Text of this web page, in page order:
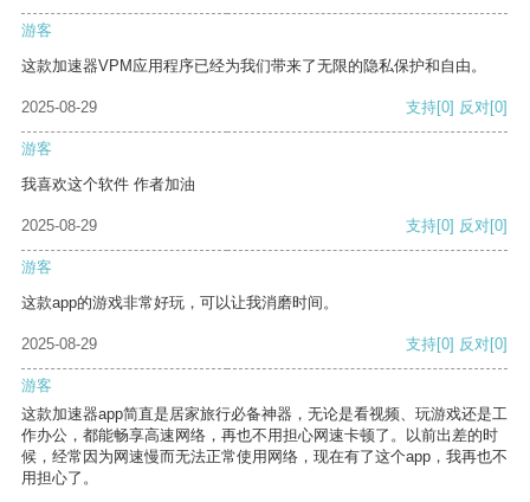
游客
这款加速器VPM应用程序已经为我们带来了无限的隐私保护和自由。
2025-08-29 支持[0] 反对[0]
游客
我喜欢这个软件 作者加油
2025-08-29 支持[0] 反对[0]
游客
这款app的游戏非常好玩，可以让我消磨时间。
2025-08-29 支持[0] 反对[0]
游客
这款加速器app简直是居家旅行必备神器，无论是看视频、玩游戏还是工
作办公，都能畅享高速网络，再也不用担心网速卡顿了。以前出差的时
候，经常因为网速慢而无法正常使用网络，现在有了这个app，我再也不
用担心了。